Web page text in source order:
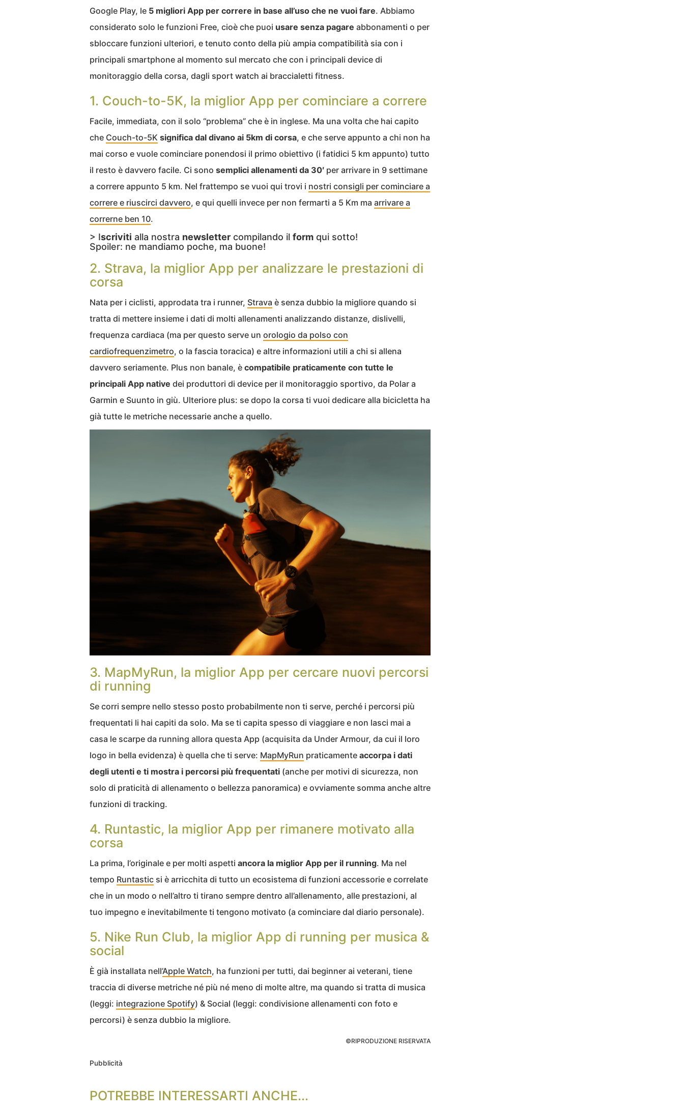
Google Play, le 5 migliori App per correre in base all’uso che ne vuoi fare. Abbiamo
considerato solo le funzioni Free, cioè che puoi usare senza pagare abbonamenti o per
sbloccare funzioni ulteriori, e tenuto conto della più ampia compatibilità sia con i
principali smartphone al momento sul mercato che con i principali device di
monitoraggio della corsa, dagli sport watch ai braccialetti fitness.
1. Couch-to-5K, la miglior App per cominciare a correre
Facile, immediata, con il solo “problema” che è in inglese. Ma una volta che hai capito
che Couch-to-5K significa dal divano ai 5km di corsa, e che serve appunto a chi non ha
mai corso e vuole cominciare ponendosi il primo obiettivo (i fatidici 5 km appunto) tutto
il resto è davvero facile. Ci sono semplici allenamenti da 30′ per arrivare in 9 settimane
a correre appunto 5 km. Nel frattempo se vuoi qui trovi i nostri consigli per cominciare a
correre e riuscirci davvero, e qui quelli invece per non fermarti a 5 Km ma arrivare a
correrne ben 10.
> Iscriviti alla nostra newsletter compilando il form qui sotto!
Spoiler: ne mandiamo poche, ma buone!
2. Strava, la miglior App per analizzare le prestazioni di
corsa
Nata per i ciclisti, approdata tra i runner, Strava è senza dubbio la migliore quando si
tratta di mettere insieme i dati di molti allenamenti analizzando distanze, dislivelli,
frequenza cardiaca (ma per questo serve un orologio da polso con
cardiofrequenzimetro, o la fascia toracica) e altre informazioni utili a chi si allena
davvero seriamente. Plus non banale, è compatibile praticamente con tutte le
principali App native dei produttori di device per il monitoraggio sportivo, da Polar a
Garmin e Suunto in giù. Ulteriore plus: se dopo la corsa ti vuoi dedicare alla bicicletta ha
già tutte le metriche necessarie anche a quello.
3. MapMyRun, la miglior App per cercare nuovi percorsi
di running
Se corri sempre nello stesso posto probabilmente non ti serve, perché i percorsi più
frequentati li hai capiti da solo. Ma se ti capita spesso di viaggiare e non lasci mai a
casa le scarpe da running allora questa App (acquisita da Under Armour, da cui il loro
logo in bella evidenza) è quella che ti serve: MapMyRun praticamente accorpa i dati
degli utenti e ti mostra i percorsi più frequentati (anche per motivi di sicurezza, non
solo di praticità di allenamento o bellezza panoramica) e ovviamente somma anche altre
funzioni di tracking.
4. Runtastic, la miglior App per rimanere motivato alla
corsa
La prima, l’originale e per molti aspetti ancora la miglior App per il running. Ma nel
tempo Runtastic si è arricchita di tutto un ecosistema di funzioni accessorie e correlate
che in un modo o nell’altro ti tirano sempre dentro all’allenamento, alle prestazioni, al
tuo impegno e inevitabilmente ti tengono motivato (a cominciare dal diario personale).
5. Nike Run Club, la miglior App di running per musica &
social
È già installata nell’Apple Watch, ha funzioni per tutti, dai beginner ai veterani, tiene
traccia di diverse metriche né più né meno di molte altre, ma quando si tratta di musica
(leggi: integrazione Spotify) & Social (leggi: condivisione allenamenti con foto e
percorsi) è senza dubbio la migliore.
©RIPRODUZIONE RISERVATA
Pubblicità
POTREBBE INTERESSARTI ANCHE...